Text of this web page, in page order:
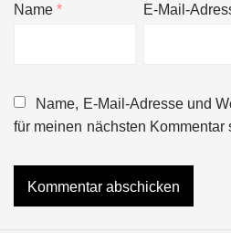
Name* E-Mail-
Name, E-Mail-Adresse und
für meinen nächsten Kommentar